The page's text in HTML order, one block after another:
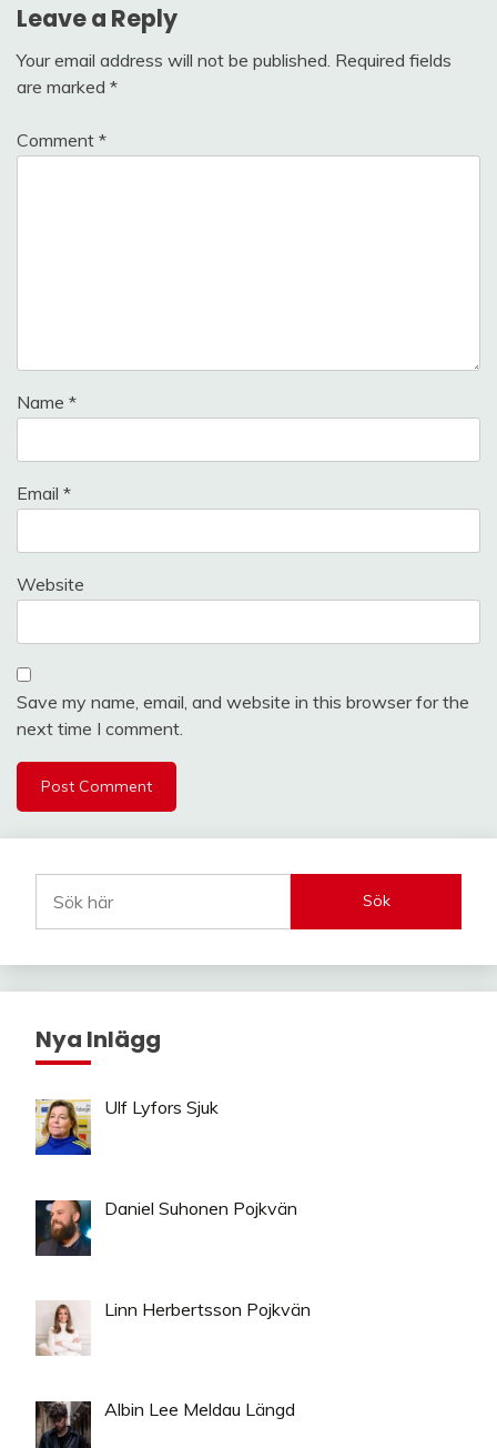
Leave a Reply
Your email address will not be published. Required fields
are marked *
Comment *
Name *
Email *
Website
Save my name, email, and website in this browser for the
next time I comment.
Sök
Nya Inlägg
Ulf Lyfors Sjuk
Daniel Suhonen Pojkvän
Linn Herbertsson Pojkvän
Albin Lee Meldau Längd